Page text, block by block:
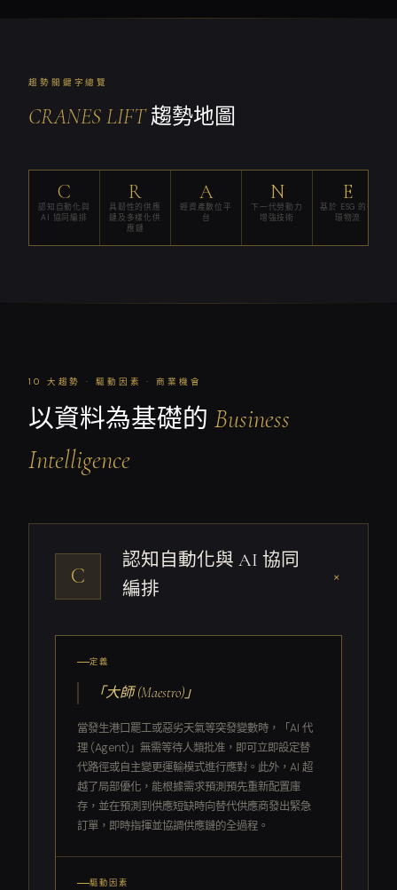
趨勢關鍵字總覽
CRANES LIFT趨勢地圖
C
認知自動化與
AI 協同編排
R
具韌性的供應
鏈及多樣化供
應鏈
A
輕資產數位平
台
N
下一代勞動力
增強技術
E
基於 ESG 的循
環物流
10 大趨勢 · 驅動因素 · 商業機會
以資料為基礎的 Business
Intelligence
C
認知自動化與 AI 協同
編排
+
定義
「大師 (Maestro)」
當發生港口罷工或惡劣天氣等突發變數時，「AI 代
理 (Agent)」無需等待人類批准，即可立即設定替
代路徑或自主變更運輸模式進行應對。此外，AI 超
越了局部優化，能根據需求預測預先重新配置庫
存，並在預測到供應短缺時向替代供應商發出緊急
訂單，即時指揮並協調供應鏈的全過程。
驅動因素